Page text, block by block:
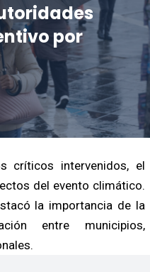
por
críticos intervenidos, el
del evento climático.
la importancia de la
entre municipios,